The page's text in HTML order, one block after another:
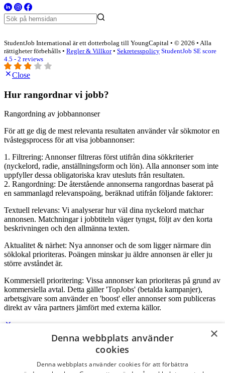
StudentJob International är ett dotterbolag till YoungCapital • © 2026 • Alla
rättigheter förbehålls • Regler & Villkor• Sekretesspolicy StudentJob SE score
4.5 - 2 reviews
Close
Hur rangordnar vi jobb?
Rangordning av jobbannonser
För att ge dig de mest relevanta resultaten använder vår sökmotor en
tvåstegsprocess för att visa jobbannonser:
1. Filtrering: Annonser filtreras först utifrån dina sökkriterier
(nyckelord, radie, anställningsform och lön). Alla annonser som inte
uppfyller dessa obligatoriska krav utesluts från resultaten.
2. Rangordning: De återstående annonserna rangordnas baserat på
en sammanlagd relevanspoäng, beräknad utifrån följande faktorer:
Textuell relevans: Vi analyserar hur väl dina nyckelord matchar
annonsen. Matchningar i jobbtiteln väger tyngst, följt av den korta
beskrivningen och den allmänna texten.
Aktualitet & närhet: Nya annonser och de som ligger närmare din
söklokal prioriteras. Poängen minskar ju äldre annonsen är eller ju
större avståndet är.
Kommersiell prioritering: Vissa annonser kan prioriteras på grund av
kommersiella avtal. Detta gäller 'TopJobs' (betalda kampanjer),
arbetsgivare som använder en 'boost' eller annonser som publiceras
direkt av våra partners jämfört med externa källor.
×
Denna webbplats använder
cookies
Denna webbplats använder cookies för att förbättra